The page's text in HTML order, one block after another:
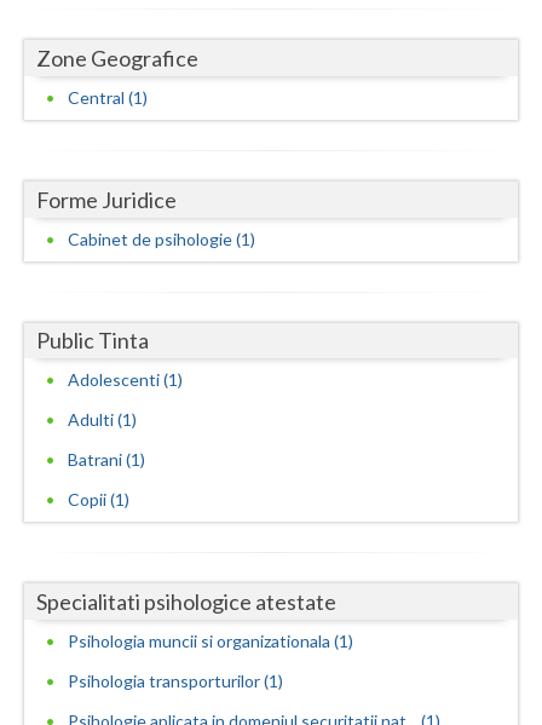
Harghita
Hunedoara
Iasi
Ilfov
Neamt
Olt
Salaj
Satu-Mare
Zone Geografice
Central (1)
Forme Juridice
Cabinet de psihologie (1)
Public Tinta
Adolescenti (1)
Adulti (1)
Batrani (1)
Copii (1)
Specialitati psihologice atestate
Psihologia muncii si organizationala (1)
Psihologia transporturilor (1)